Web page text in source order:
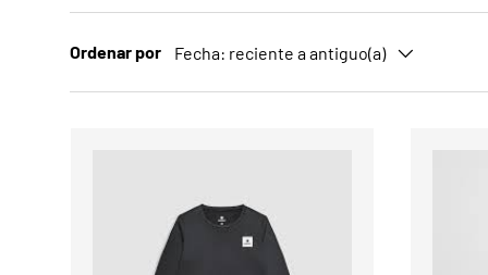
Ordenar por Fecha: reciente a antiguo(a)